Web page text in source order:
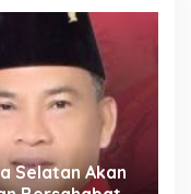
Keakuratan